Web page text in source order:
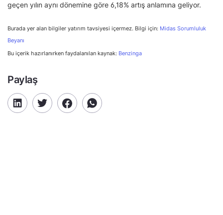
geçen yılın aynı dönemine göre 6,18% artış anlamına geliyor.
Burada yer alan bilgiler yatırım tavsiyesi içermez. Bilgi için: Midas Sorumluluk
Beyanı
Bu içerik hazırlanırken faydalanılan kaynak: Benzinga
Paylaş